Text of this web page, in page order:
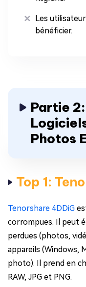
Les
bénéficier.
Partie
Photos
Top 1:
Tenorshare 4DDiG
corrompues. Il peut
perdues (photos,
appareils (Windows,
photo). Il prend en
RAW, JPG et PNG.